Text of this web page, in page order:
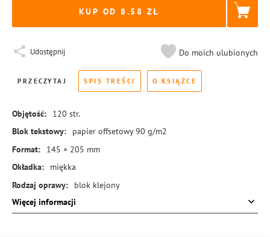
KUP OD 8.58
Udostępnij Do moich ulubionych
PRZECZYTAJ SPIS TREŚCI O KSIĄŻCE
Objętość: 120 str.
Blok tekstowy:
papier offsetowy 90 g/m2
Format:
145 × 205 mm
Okładka:
miękka
Rodzaj oprawy:
blok klejony
ISBN:
978-83-8369-781-9
Więcej informacji